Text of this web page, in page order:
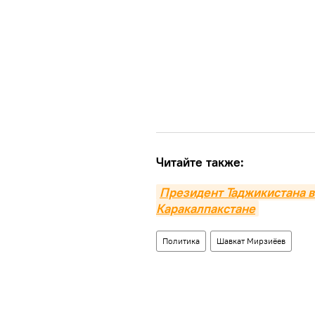
Читайте также:
Президент Таджикистана
Каракалпакстане
Политика Шавкат Мирзиёев